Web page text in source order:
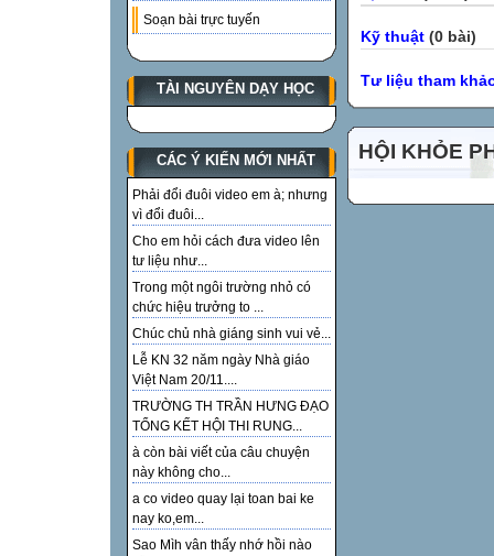
Soạn bài trực tuyến
TÀI NGUYÊN DẠY HỌC
CÁC Ý KIẾN MỚI NHẤT
Phải đổi đuôi video em à; nhưng
vì đổi đuôi...
Cho em hỏi cách đưa video lên
tư liệu như...
Trong một ngôi trường nhỏ có
chức hiệu trưởng to ...
Chúc chủ nhà giáng sinh vui vẻ...
Lễ KN 32 năm ngày Nhà giáo
Việt Nam 20/11....
TRƯỜNG TH TRẦN HƯNG ĐẠO
TỔNG KẾT HỘI THI RUNG...
à còn bài viết của câu chuyện
này không cho...
a co video quay lại toan bai ke
nay ko,em...
Sao Mìh vân thấy nhớ hồi nào
Kỹ thuật (0 bài)
Tư liệu tham
HỘI KHỎE